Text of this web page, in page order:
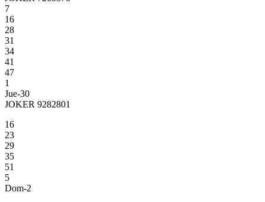
7
16
28
31
34
41
47
1
Jue-30
JOKER 9282801
16
23
29
35
51
5
Dom-2